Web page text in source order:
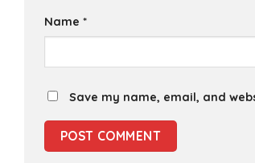
Name *
Save my name, email, and